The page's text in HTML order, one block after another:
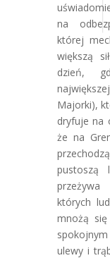
na
której
większą
dzień,
Majorki),
dryfuje na
że na
pustoszą
których
mnożą
ulewy i